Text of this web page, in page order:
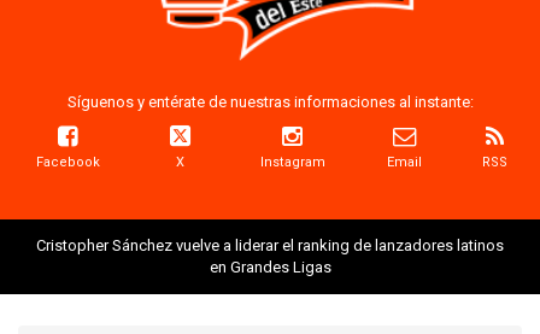
Síguenos y entérate de nuestras informaciones al instante:
Facebook X Instagram Email RSS
Cristopher Sánchez vuelve a liderar el ranking de lanzadores latinos
en Grandes Ligas